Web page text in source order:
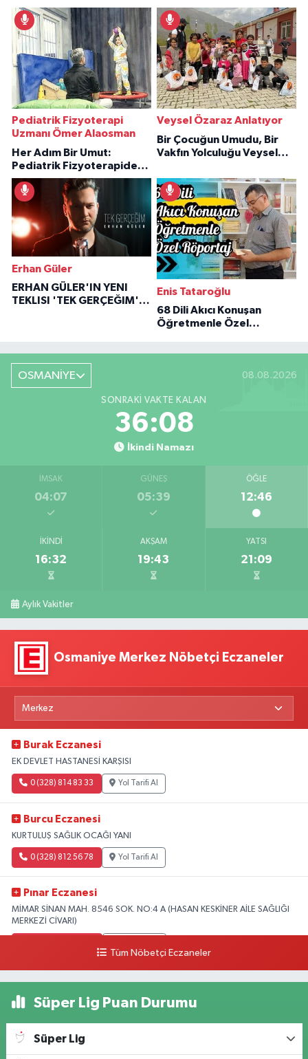
Pediatrik Fizyoterapi
Uzmanı Ömer Alaosman
Her Adım Bir Umut:
Pediatrik Fizyoterapiden
İlham Veren Hikâyeler
Veysel Özaraz Anlatıyor
Bir Çocuğun Umudu, Bir
Vakfın Yolculuğu Veysel
Erhan Güler
ERHAN GÜLER'IN YENI
TEKLISI 'TEK GERÇEĞIM'LE
Enis Tataroğlu
68 Dili Akıcı Konuşan
Öğretmenle Özel
OSMANİYE 08.08.2026
SONRAKI VAKTE KALAN
36:07
İkindi Namazı
İMSAK
04:07
GÜNEŞ
05:39
ÖĞLE
12:46
İKINDI
16:32
AKŞAM
19:43
YATSI
21:09
Aylık Vakitler
Osmaniye Merkez Nöbetçi Eczaneler
Burak Eczanesi
EK DEVLET HASTANESİ KARŞISI
0 (328) 814 83 33 Yol Tarifi Al
Burcu Eczanesi
KURTULUŞ SAĞLIK OCAĞI YANI
0 (328) 812 56 78 Yol Tarifi Al
Pınar Eczanesi
MİMAR SİNAN MAH. 8546 SOK. NO:4 A (HASAN KESKİNER AİLE SAĞLIĞI
MERKEZİ CİVARI)
Tüm Nöbetçi Eczaneler
Süper Lig Puan Durumu
Süper Lig